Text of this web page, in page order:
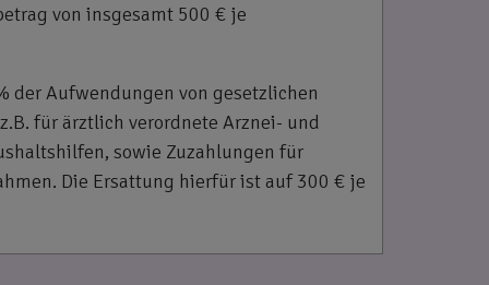
von insgesamt 500 € je
Aufwendungen von gesetzlichen
für ärztlich verordnete Arznei- und
sowie Zuzahlungen für
Die Ersattung hierfür ist auf 300 € je